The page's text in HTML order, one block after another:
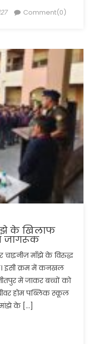
Comment(0)
के खिलाफ
जागरूक
चाइनीज़ माँझे के विरुद्ध
है। इसी क्रम में कनखल
में जाकर बच्चों को
होम पब्लिक स्कूल
के […]